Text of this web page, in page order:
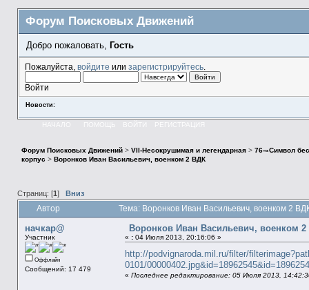
Форум Поисковых Движений
Добро пожаловать, Гость
Пожалуйста, войдите или зарегистрируйтесь.
Войти
Новости:
НАЧАЛО ПОМОЩЬ ВОЙТИ РЕГИСТРАЦИЯ
Форум Поисковых Движений> VII-Несокрушимая и легендарная> 76-«Символ
корпус > Воронков Иван Васильевич, военком 2 ВДК
Страниц: [1 ] Вниз
Автор Тема: Воронков Иван Васильевич, военком 2
начкар@
Участник
Оффлайн
Сообщений: 17 479
Воронков Иван Васильевич, военком
« :04 Июля 2013, 20:16:06 »
http://podvignaroda.mil.ru/filter/
0101/
« Последнее редактирование: 05 Июля 2013,